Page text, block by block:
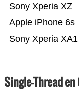
Sony Xperia XA1
Apple iPhone 6s
Sony Xperia XZ
Single-Thread